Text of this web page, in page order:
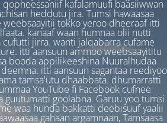
kafalamuufi baasiiwwan
heddutu jira. Tumsi hawaasaa
weebsaayitii tokko yeroo dheeraaf itti
kanaaf waan humnaa olii nutti
cufutti jirra. wanti jalqabarra cufame
itti aansuun ammoo weebsaayititu
booda appilikeeshina Nuuralhudaa
itti aansuun sagantaa reediyoo
tamsa'utu dhaabbata. dhumarratti
YouTube fi Facebook cufnee
guutumatti goolabna. Garuu yoo tumsi
waa hunda bakkatti deebisuuf yaalii
gahaan argamnaan, Tamsaasa